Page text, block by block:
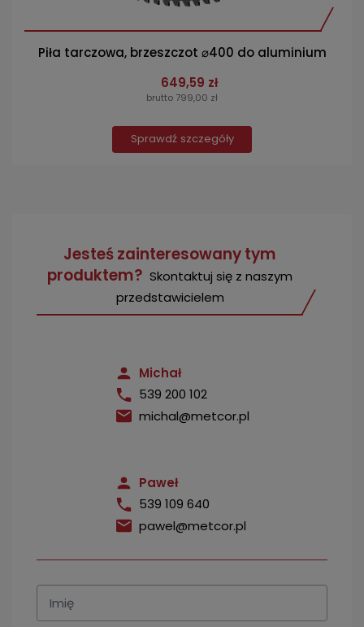
Piła tarczowa, brzeszczot ⌀400 do aluminium
649,59 zł
brutto 799,00 zł
Sprawdź szczegóły
Jesteś zainteresowany tym
produktem? Skontaktuj się z naszym
przedstawicielem
Michał
539 200 102
michal@metcor.pl
Paweł
539 109 640
pawel@metcor.pl